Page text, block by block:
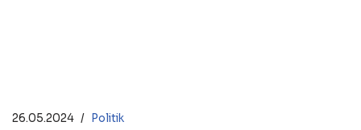
26.05.2024 Politik